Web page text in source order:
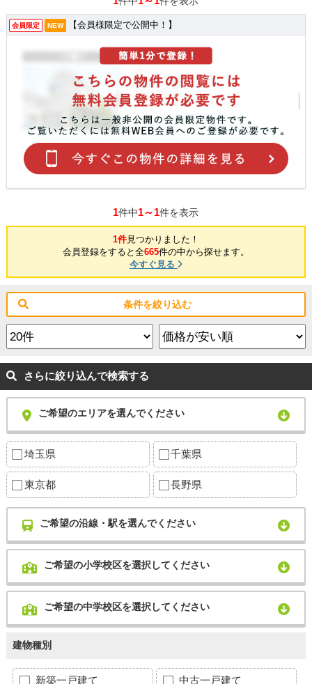
会員限定 NEW 【会員様限定で公開中！】
1件中1～1件を表示
1件見つかりました！
会員登録をすると全665件の中から探せます。
今すぐ見る
条件を絞り込む
さらに絞り込んで検索する
ご希望のエリアを選んでください
埼玉県 千葉県
東京都 長野県
ご希望の沿線・駅を選んでください
ご希望の小学校区を選択してください
ご希望の中学校区を選択してください
建物種別
新築一戸建て 中古一戸建て